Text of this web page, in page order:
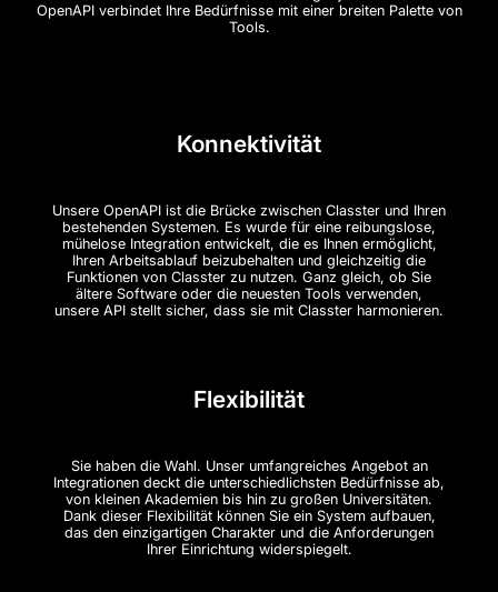
OpenAPI verbindet Ihre Bedürfnisse mit einer breiten Palette von
Tools.
Konnektivität
Unsere OpenAPI ist die Brücke zwischen Classter und Ihren
bestehenden Systemen. Es wurde für eine reibungslose,
mühelose Integration entwickelt, die es Ihnen ermöglicht,
Ihren Arbeitsablauf beizubehalten und gleichzeitig die
Funktionen von Classter zu nutzen. Ganz gleich, ob Sie
ältere Software oder die neuesten Tools verwenden,
unsere API stellt sicher, dass sie mit Classter harmonieren.
Flexibilität
Sie haben die Wahl. Unser umfangreiches Angebot an
Integrationen deckt die unterschiedlichsten Bedürfnisse ab,
von kleinen Akademien bis hin zu großen Universitäten.
Dank dieser Flexibilität können Sie ein System aufbauen,
das den einzigartigen Charakter und die Anforderungen
Ihrer Einrichtung widerspiegelt.